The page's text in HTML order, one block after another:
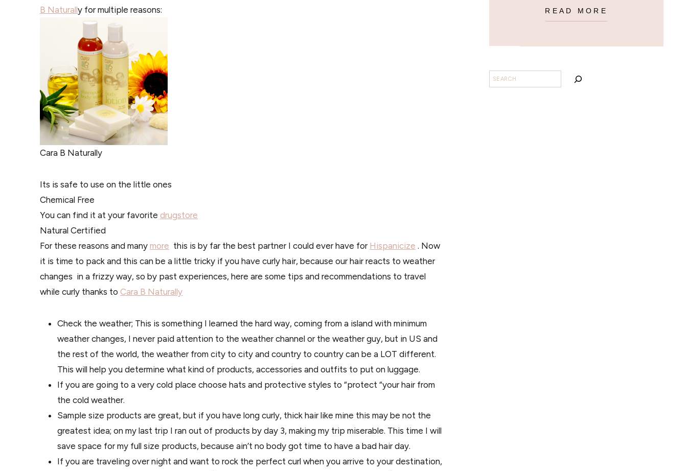
B Naturally for multiple reasons:
Cara B Naturally
Its is safe to use on the little ones
Chemical Free
You can find it at your favorite drugstore
Natural Certified
For these reasons and many more this is by far the best partner I could ever have for Hispanicize . Now
it is time to pack and this can be a little tricky if you have curly hair, because our hair reacts to weather
changes in a frizzy way, so by past experiences, here are some tips and recommendations to travel
while curly thanks to Cara B Naturally
Check the weather; This is something I learned the hard way, coming from a island with minimum
weather changes, I never paid attention to the weather channel or the weather guy, but in US and
the rest of the world, the weather from city to city and country to country can be a LOT different.
This will help you determine what kind of products, accessories and outfits to put on luggage.
If you are going to a very cold place choose hats and protective styles to “protect “your hair from
the cold weather.
Sample size products are great, but if you have long curly, thick hair like mine this may be not the
greatest idea; on my last trip I ran out of products by day 3, making my trip miserable. This time I will
save space for my full size products, because ain’t no body got time to have a bad hair day.
If you are traveling over night and want to rock the perfect curl when you arrive to your destination,
READ MORE